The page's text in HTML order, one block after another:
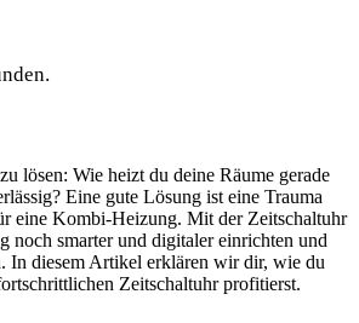
lösen: Wie heizt du deine Räume gerade
Eine gute Lösung ist eine Trauma
eine Kombi-Heizung. Mit der Zeitschaltuhr
noch smarter und digitaler einrichten und
In diesem Artikel erklären wir dir, wie du
Zeitschaltuhr profitierst.